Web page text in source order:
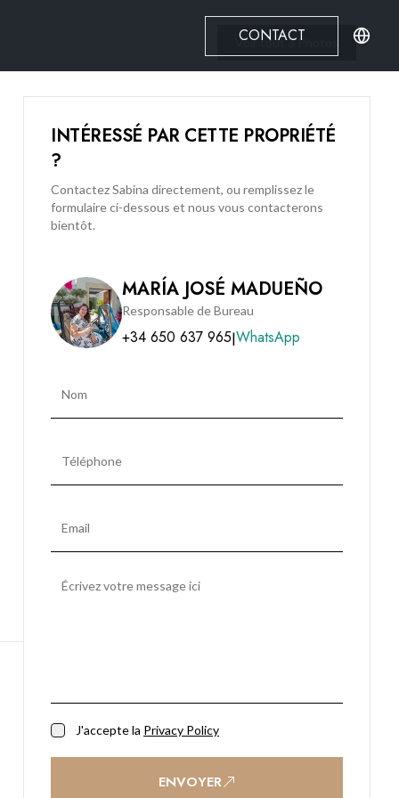
CONTACT
Voir tout 3 Photos
INTÉRESSÉ PAR CETTE PROPRIÉTÉ
?
Contactez Sabina directement, ou remplissez le
formulaire ci-dessous et nous vous contacterons
bientôt.
MARÍA JOSÉ MADUEÑO
Responsable de Bureau
+34 650 637 965|WhatsApp
J'accepte la Privacy Policy
ENVOYER